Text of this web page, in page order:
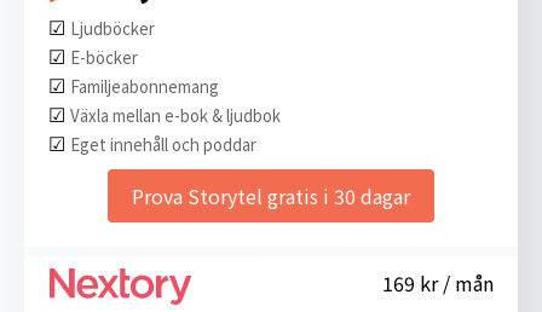
☑︎ Ljudböcker
☑︎ E-böcker
☑︎ Familjeabonnemang
☑︎ Växla mellan e-bok & ljudbok
☑︎ Eget innehåll och poddar
Prova Storytel gratis i 30 dagar
169 kr / mån